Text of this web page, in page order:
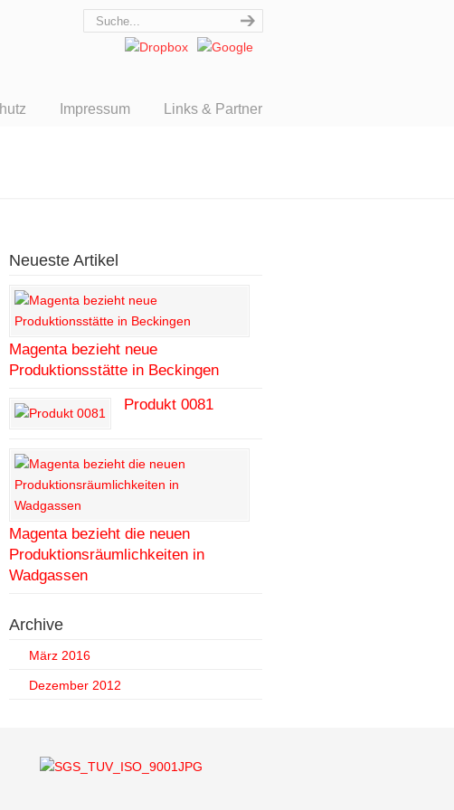
Impressum Links & Partner
Neueste Artikel
Magenta bezieht neue
Produktionsstätte in Beckingen
Produkt 0081
Magenta bezieht die neuen
Produktionsräumlichkeiten in
Wadgassen
Archive
März 2016
Dezember 2012